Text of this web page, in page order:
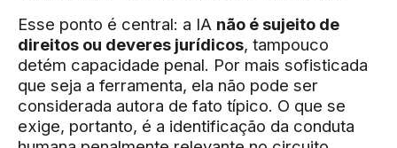
Esse ponto é central: a IA não é sujeito de
direitos ou deveres jurídicos, tampouco
detém capacidade penal. Por mais sofisticada
que seja a ferramenta, ela não pode ser
considerada autora de fato típico. O que se
exige, portanto, é a identificação da conduta